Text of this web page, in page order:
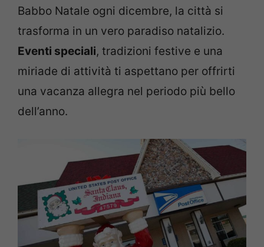
Babbo Natale ogni dicembre, la città si
trasforma in un vero paradiso natalizio.
Eventi speciali, tradizioni festive e una
miriade di attività ti aspettano per offrirti
una vacanza allegra nel periodo più bello
dell’anno.